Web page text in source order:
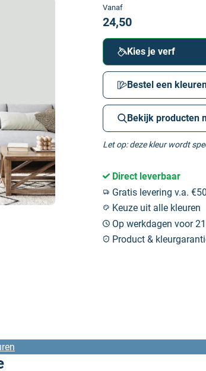
Vanaf
24,50
Kies je verf
Bestel een
Bekijk producten
Let op: deze kleur wordt
Direct leverbaar
Gratis levering v.a.
Keuze uit alle kleuren
Op werkdagen voor
Product &